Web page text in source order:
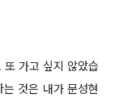
가고 싶지 않았습
것은 내가 문성현